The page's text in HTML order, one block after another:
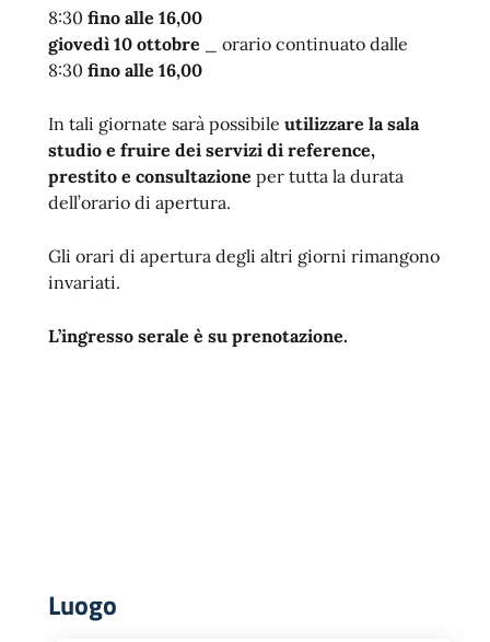
8:30 fino alle 16,00
giovedì 10 ottobre _ orario continuato dalle
8:30 fino alle 16,00
In tali giornate sarà possibile utilizzare la sala
studio e fruire dei servizi di reference,
prestito e consultazione per tutta la durata
dell’orario di apertura.
Gli orari di apertura degli altri giorni rimangono
invariati.
L’ingresso serale è su prenotazione.
Luogo